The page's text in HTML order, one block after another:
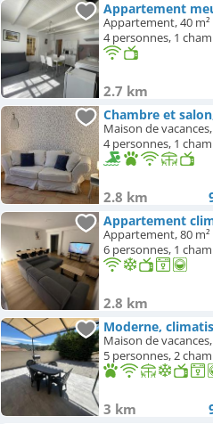
Appartement, 40 m²
4 personnes, 1
2.7 km
Maison de
4 personnes, 1
2.8 km
Appartement
Appartement, 80 m²
6 personnes, 1
2.8 km
Moderne,
Maison de
5 personnes, 2
3 km